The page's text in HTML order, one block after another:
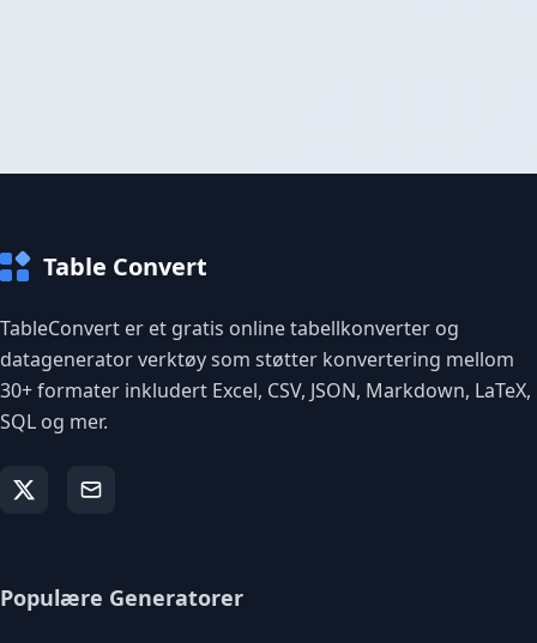
Table Convert
TableConvert er et gratis online tabellkonverter og
datagenerator verktøy som støtter konvertering mellom
30+ formater inkludert Excel, CSV, JSON, Markdown, LaTeX,
SQL og mer.
Populære Generatorer